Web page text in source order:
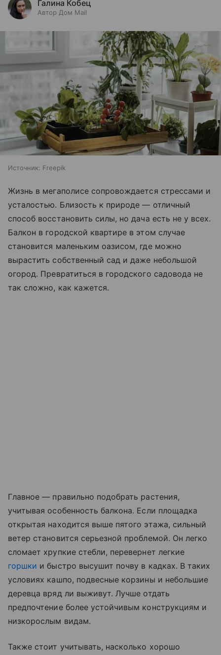
Галина Кобец
Автор Дом Mail
Источник: Freepik
Жизнь в мегаполисе сопровождается стрессами и
усталостью. Близость к природе — отличный
способ восстановить силы, но дача есть не у всех.
Балкон в городской квартире в этом случае
становится маленьким оазисом, где можно
вырастить собственный сад и даже небольшой
огород. Превратиться в городского садовода не
так сложно, как кажется.
Главное — правильно подобрать растения,
учитывая особенность балкона. Если площадка
открытая находится выше пятого этажа, сильный
ветер становится серьезной проблемой. Он легко
сломает хрупкие стебли, перевернет легкие
горшки и быстро высушит почву в кадках. В таких
условиях кашпо, подвесные корзины и небольшие
деревца вряд ли выживут. Лучше отдать
предпочтение более устойчивым конструкциям и
низкорослым видам.
Также стоит учитывать, насколько хорошо